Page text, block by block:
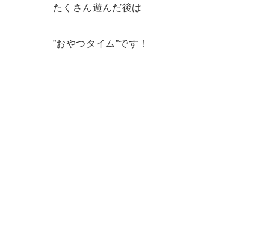
たくさん遊んだ後は
”おやつタイム”です！